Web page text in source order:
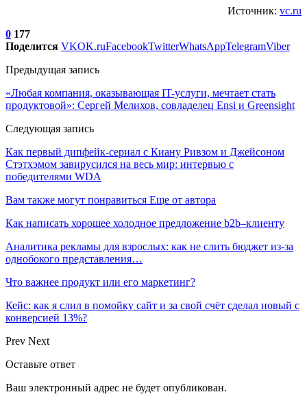
Источник: vc.ru
0 177
Поделится VKOK.ruFacebookTwitterWhatsAppTelegramViber
Предыдущая запись
«Любая компания, оказывающая IT-услуги, мечтает стать
продуктовой»: Сергей Мелихов, совладелец Ensi и Greensight
Следующая запись
Как первый дипфейк-сериал с Киану Ривзом и Джейсоном
Стэтхэмом завирусился на весь мир: интервью с
победителями WDA
Вам также могут понравиться Еще от автора
Как написать хорошее холодное предложение b2b–клиенту
Аналитика рекламы для взрослых: как не слить бюджет из-за
однобокого представления…
Что важнее продукт или его маркетинг?
Кейс: как я слил в помойку сайт и за свой счёт сделал новый с
конверсией 13%?
Prev Next
Оставьте ответ
Ваш электронный адрес не будет опубликован.